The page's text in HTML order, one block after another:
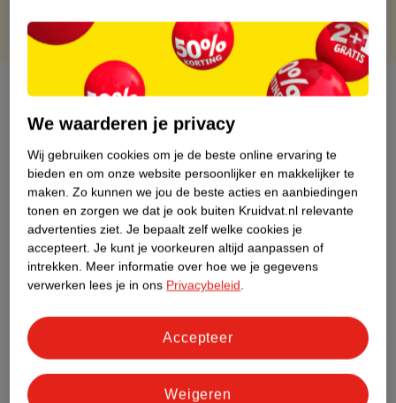
Over dit product
Productinformatie
Nature Impact Score
Dit product heeft (nog) geen Nature
Impact Score.
Meer informatie
Bestel & Bezorginformatie
Bekijk ook
We waarderen je privacy
Wij gebruiken cookies om je de beste online ervaring te
bieden en om onze website persoonlijker en makkelijker te
maken. Zo kunnen we jou de beste acties en aanbiedingen
tonen en zorgen we dat je ook buiten Kruidvat.nl relevante
advertenties ziet. Je bepaalt zelf welke cookies je
accepteert. Je kunt je voorkeuren altijd aanpassen of
intrekken. Meer informatie over hoe we je gegevens
verwerken lees je in ons Privacybeleid.
Weigeren
Accepteer